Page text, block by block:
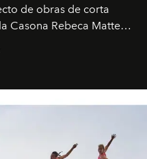
de obras de corta
Casona Rebeca Matte
han albergado estas
son limpias; ponen el